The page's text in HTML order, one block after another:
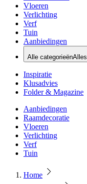
Vloeren
Verlichting
Verf
Tuin
Aanbiedingen
Alle categorieënAlles
Inspiratie
Klusadvies
Folder & Magazine
Aanbiedingen
Raamdecoratie
Vloeren
Verlichting
Verf
Tuin
Home